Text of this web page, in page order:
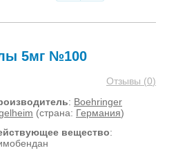
5мг №100
Отзывы (0)
: Boehringer
(страна: Германия)
вещество: